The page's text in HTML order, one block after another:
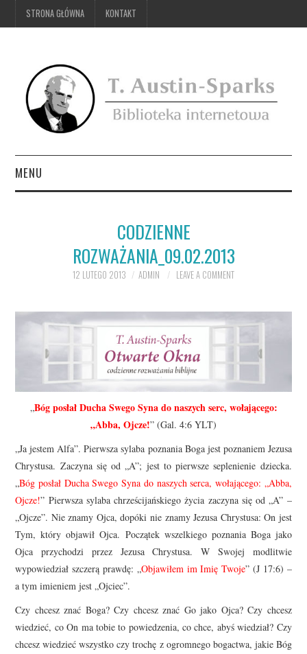
STRONA GŁÓWNA KONTAKT
MENU
CODZIENNE
ROZWAŻANIA_09.02.2013
12 LUTEGO 2013 ADMIN LEAVE A COMMENT
„Bóg posłał Ducha Swego Syna do naszych serc, wołającego:
„Abba, Ojcze!” (Gal. 4:6 YLT)
„Ja jestem Alfa”. Pierwsza sylaba poznania Boga jest poznaniem Jezusa
Chrystusa. Zaczyna się od „A”; jest to pierwsze seplenienie dziecka.
„Bóg posłał Ducha Swego Syna do naszych serca, wołającego: „Abba,
Ojcze!” Pierwsza sylaba chrześcijańskiego życia zaczyna się od „A” –
„Ojcze”. Nie znamy Ojca, dopóki nie znamy Jezusa Chrystusa: On jest
Tym, który objawił Ojca. Początek wszelkiego poznania Boga jako
Ojca przychodzi przez Jezusa Chrystusa. W Swojej modlitwie
wypowiedział szczerą prawdę: „Objawiłem im Imię Twoje” (J 17:6) –
a tym imieniem jest „Ojciec”.
Czy chcesz znać Boga? Czy chcesz znać Go jako Ojca? Czy chcesz
wiedzieć, co On ma tobie to powiedzenia, co chce, abyś wiedział? Czy
chcesz wiedzieć wszystko czy trochę z ogromnego bogactwa, jakie Bóg